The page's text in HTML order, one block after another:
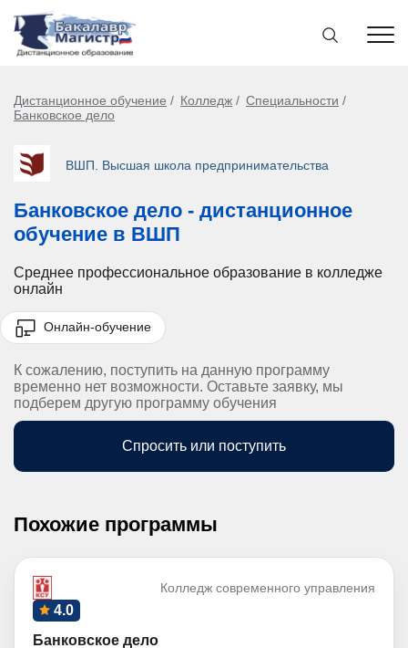
Дистанционное обучение Колледж
Специальности
Банковское дело
ВШП. Высшая школа предпринимательства
Банковское дело - дистанционное
обучение в ВШП
Среднее профессиональное образование в колледже
онлайн
Онлайн-обучение
К сожалению, поступить на данную программу
временно нет возможности. Оставьте заявку, мы
подберем другую программу обучения
Спросить или поступить
Похожие программы
Колледж современного управления
4.0
Банковское дело